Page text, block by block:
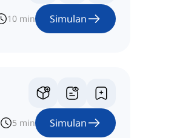
10 min Simulan
5 min Simulan